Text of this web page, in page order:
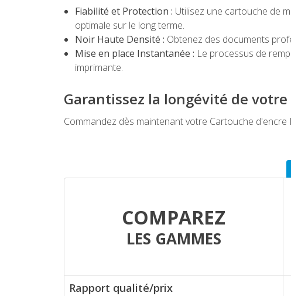
Fiabilité et Protection : Utilisez une cartouche de
optimale sur le long terme.
Noir Haute Densité : Obtenez des documents
Mise en place Instantanée : Le processus de
imprimante.
Garantissez la longévité de
Commandez dès maintenant votre Cartouche
COMPAREZ
LES GAMMES
Rapport qualité/prix